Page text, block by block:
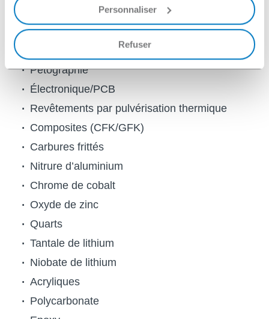
Personnaliser
Refuser
Cuivre/laiton
Pétographie
Électronique/PCB
Revêtements par pulvérisation thermique
Composites (CFK/GFK)
Carbures frittés
Nitrure d’aluminium
Chrome de cobalt
Oxyde de zinc
Quarts
Tantale de lithium
Niobate de lithium
Acryliques
Polycarbonate